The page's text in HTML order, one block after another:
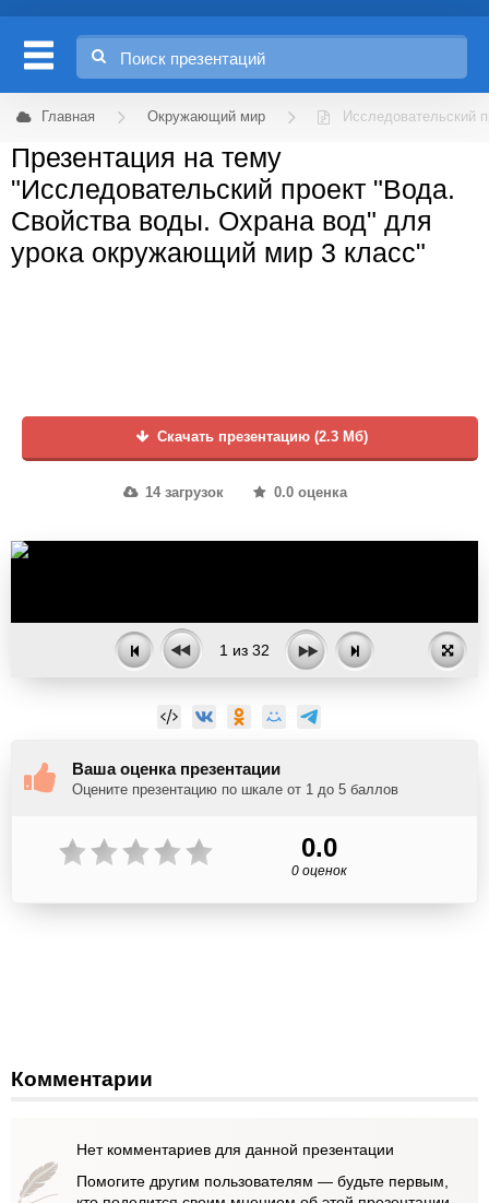
Главная Окружающий мир Исследовательский
Презентация на тему
"Исследовательский проект "Вода.
Свойства воды. Охрана вод" для
урока окружающий мир 3 класс"
Скачать презентацию (2.3 Мб)
14 загрузок 0.0 оценка
1 из 32
Ваша оценка презентации
Оцените презентацию по шкале от 1 до 5 баллов
0.0
0 оценок
Комментарии
Нет комментариев для данной презентации
Помогите другим пользователям — будьте первым,